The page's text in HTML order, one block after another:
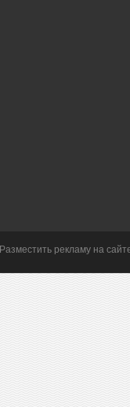
Разместить рекламу на